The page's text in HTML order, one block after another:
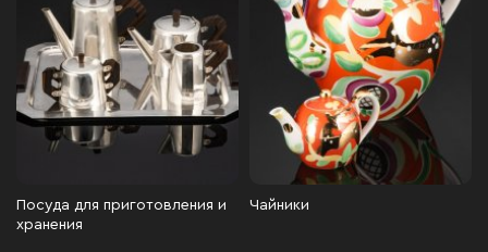
Посуда для приготовления и
хранения
Чайники